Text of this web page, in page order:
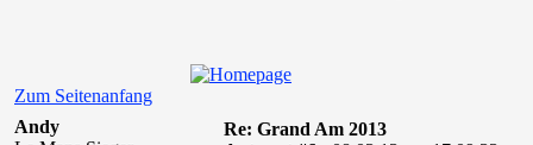
Zum Seitenanfang
Andy
Re: Grand Am 2013